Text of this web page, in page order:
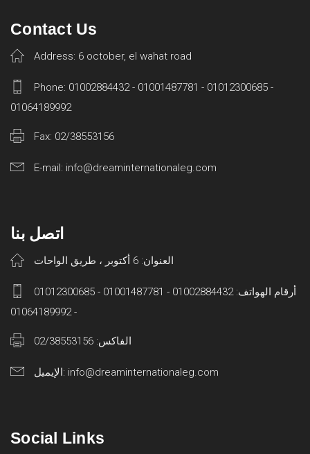
Contact Us
Address: 6 october, el wahat road
Phone: 01002884432 - 01001487781 - 01012300685 -
01064189992
Fax: 02/38553156
E-mail: info@dreaminternationaleg.com
اتصل بنا
العنوان: 6 أكتوبر ، طريق الواحات
أرقام الهواتف: 01002884432 - 01001487781 - 01012300685
- 01064189992
الفاكس: 02/38553156
الإيميل: info@dreaminternationaleg.com
Social Links